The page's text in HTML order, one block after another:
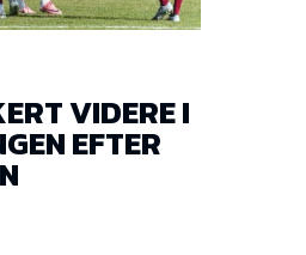
VIDERE I
EFTER